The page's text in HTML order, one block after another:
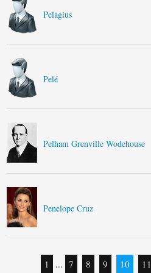
Pelagius
Pelé
Pelham Grenville Wodehouse
Penelope Cruz
1 ... 7 8 9 10 11